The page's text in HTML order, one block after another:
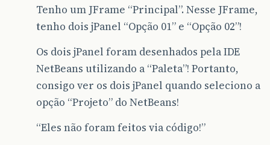
Tenho um JFrame “Principal”. Nesse JFrame,
tenho dois jPanel “Opção 01” e “Opção 02”!
Os dois jPanel foram desenhados pela IDE
NetBeans utilizando a “Paleta”! Portanto,
consigo ver os dois jPanel quando seleciono a
opção “Projeto” do NetBeans!
“Eles não foram feitos via código!”